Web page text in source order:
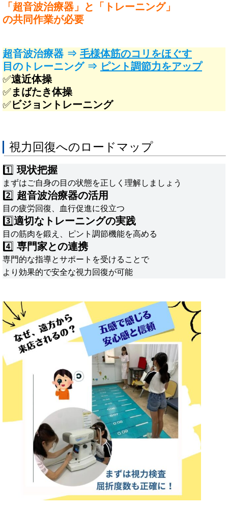
「超音波治療器」と「トレーニング」
の共同作業が必要
超音波治療器 ⇒ 毛様体筋のコリをほぐす
目のトレーニング ⇒ ピント調節力をアップ
✅️遠近体操
✅️まばたき体操
✅️ビジョントレーニング
視力回復へのロードマップ
1️⃣ 現状把握
まずはご自身の目の状態を正しく理解しましょう
2️⃣ 超音波治療器の活用
目の疲労回復、血行促進に役立つ
3️⃣適切なトレーニングの実践
目の筋肉を鍛え、ピント調節機能を高める
4️⃣ 専門家との連携
専門的な指導とサポートを受けることで
より効果的で安全な視力回復が可能